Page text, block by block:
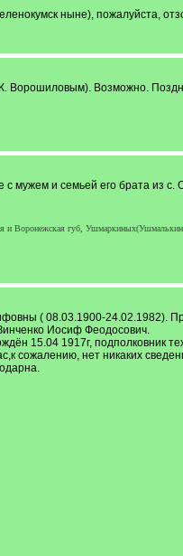
ныне), пожалуйста,
Ворошиловым). Возможно.
мужем и семьей его брата из с.
и Воронежская губ,
( 08.03.1900-24.02.1982).
Иосиф Феодосович.
15.04 1917г, подполковник
сожалению, нет никаких